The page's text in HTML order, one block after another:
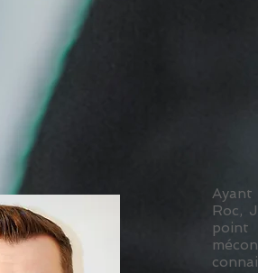
Ayant
Roc,
point